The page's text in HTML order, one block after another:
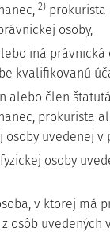
2) prokurista
osoby,
iná právnická
kvalifikovanú
alebo člen
prokurista
osoby uvedenej v
fyzickej osoby
v ktorej má
osôb uvedených